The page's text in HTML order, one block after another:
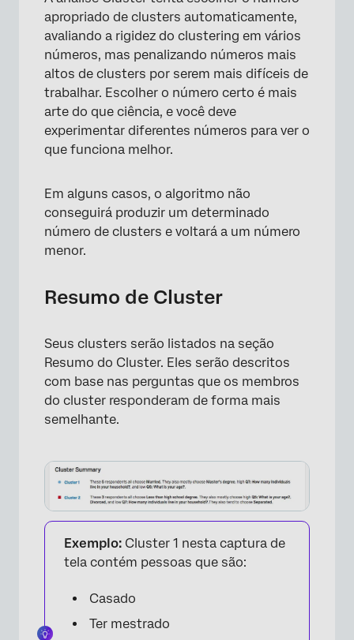
×
apropriado de clusters automaticamente,
avaliando a rigidez do clustering em vários
números, mas penalizando números mais
altos de clusters por serem mais difíceis de
trabalhar. Escolher o número certo é mais
arte do que ciência, e você deve
experimentar diferentes números para ver o
que funciona melhor.
Em alguns casos, o algoritmo não
conseguirá produzir um determinado
número de clusters e voltará a um número
menor.
Resumo de Cluster
Seus clusters serão listados na seção
Resumo do Cluster. Eles serão descritos
com base nas perguntas que os membros
do cluster responderam de forma mais
semelhante.
Exemplo: Cluster 1 nesta captura de
tela contém pessoas que são:
Casado
Ter mestrado